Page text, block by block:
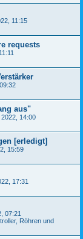
11:15
requests
aus"
14:00
[erledigt]
15:59
17:31
07:21
Röhren und